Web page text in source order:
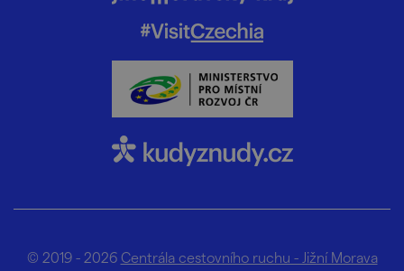
© 2019 - 2026 Centrála cestovního ruchu - Jižní Morava